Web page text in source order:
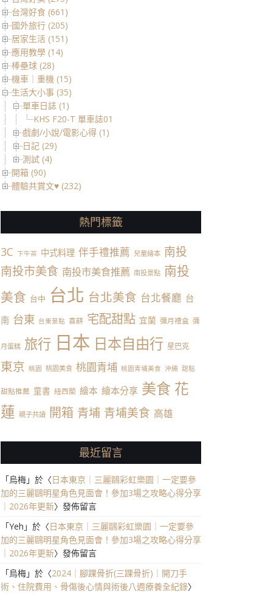
台灣好食 (661)
國外旅行 (205)
居家生活 (151)
應用教學 (14)
棒壘球 (28)
機車｜重機 (15)
生活大小事 (35)
單車日誌 (1)
KHS F20-T 單車誌01
戲劇/小說/電影心得 (1)
日記 (29)
測試 (4)
開箱 (90)
體驗共賞文♥ (232)
熱門標籤
3C 下午茶 中式料理 伴手禮推薦 兒童繪本 南投
南投市美食 南投市美食推薦 南投景點 南投
美食 台中 台北 台北美食 台北餐廳 台
南 台東 台東景點 喜餅 宅配甜點 宜蘭 彌月禮盒 彌
月蛋糕 旅行 日本 日本自由行 星巴克
東京 桃園 桃園美食 桃園青埔 桃園青埔美食 沖繩 甜點
甜點推薦 童書 紐西蘭 繪本 繪本分享 美食 花
蓮 親子共讀 開箱 青埔 青埔美食 高雄
最近留言
「烏梅」於〈日本東京｜三麗鷗彩虹樂園｜一定要參
加的三麗鷗明星角色見面會！參加3場之攻略心得分享
｜2026年更新〉發佈留言
「Yeh 」於〈日本東京｜三麗鷗彩虹樂園｜一定要參
加的三麗鷗明星角色見面會！參加3場之攻略心得分享
｜2026年更新〉發佈留言
「烏梅」於〈2024｜腳踝骨折(三踝骨折)｜開刀手
術、住院費用、骨傷後心情與術後八週療養全紀錄〉